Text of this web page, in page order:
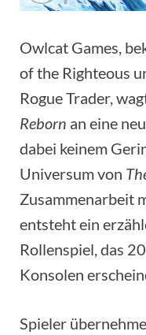
Owlcat Games,
of the Righteous
Rogue Trader,
Reborn an eine
dabei keinem
Universum von
Zusammenarbeit
entsteht ein
Rollenspiel, das
Konsolen
Spieler